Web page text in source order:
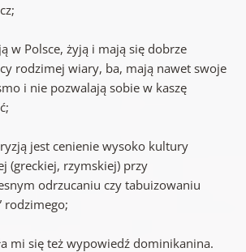
w Polsce, żyją i mają się dobrze
rodzimej wiary, ba, mają nawet swoje
i nie pozwalają sobie w kaszę
jest cenienie wysoko kultury
(greckiej, rzymskiej) przy
odrzucaniu czy tabuizowaniu
rodzimego;
mi się też wypowiedź dominikanina.